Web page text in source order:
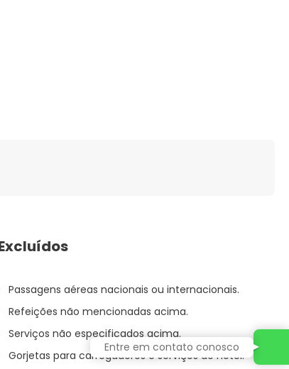
Passagens aéreas nacionais ou internacionais.
Refeições não mencionadas acima.
Serviços não especificados acima.
Gorjetas para carregadores e serviços de hotel.
Entre em contato conosco